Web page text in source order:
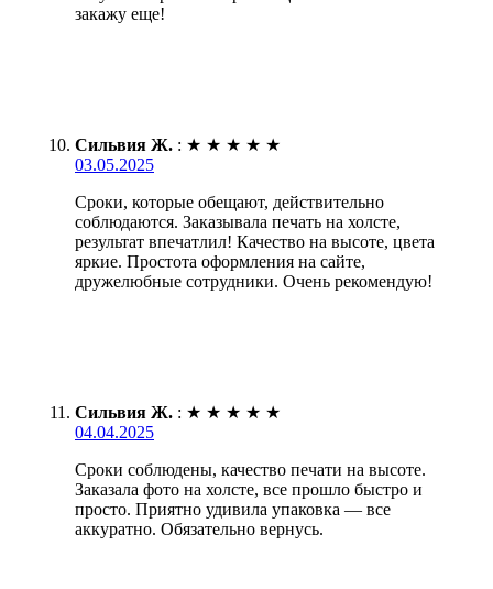
закажу еще!
Сильвия Ж. : ★ ★ ★ ★ ★
03.05.2025
Сроки, которые обещают, действительно
соблюдаются. Заказывала печать на холсте,
результат впечатлил! Качество на высоте, цвета
яркие. Простота оформления на сайте,
дружелюбные сотрудники. Очень рекомендую!
Сильвия Ж. : ★ ★ ★ ★ ★
04.04.2025
Сроки соблюдены, качество печати на высоте.
Заказала фото на холсте, все прошло быстро и
просто. Приятно удивила упаковка — все
аккуратно. Обязательно вернусь.